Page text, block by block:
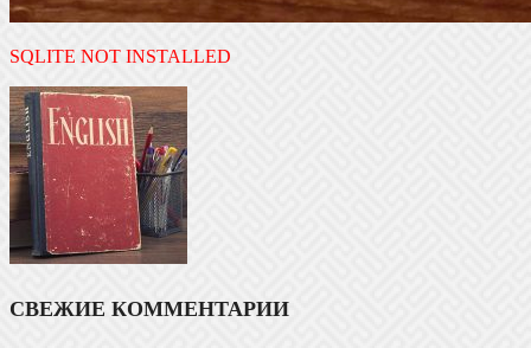
SQLITE NOT INSTALLED
СВЕЖИЕ КОММЕНТАРИИ